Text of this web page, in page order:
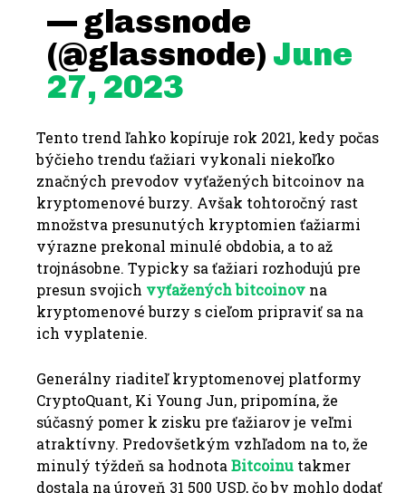
— glassnode
(@glassnode) June
27, 2023
Tento trend ľahko kopíruje rok 2021, kedy počas
býčieho trendu ťažiari vykonali niekoľko
značných prevodov vyťažených bitcoinov na
kryptomenové burzy. Avšak tohtoročný rast
množstva presunutých kryptomien ťažiarmi
výrazne prekonal minulé obdobia, a to až
trojnásobne. Typicky sa ťažiari rozhodujú pre
presun svojich vyťažených bitcoinov na
kryptomenové burzy s cieľom pripraviť sa na
ich vyplatenie.
Generálny riaditeľ kryptomenovej platformy
CryptoQuant, Ki Young Jun, pripomína, že
súčasný pomer k zisku pre ťažiarov je veľmi
atraktívny. Predovšetkým vzhľadom na to, že
minulý týždeň sa hodnota Bitcoinu takmer
dostala na úroveň 31 500 USD, čo by mohlo dodať